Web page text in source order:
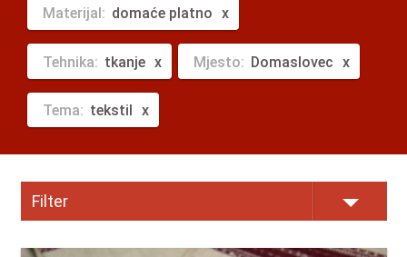
Materijal: domaće platno
Tehnika: tkanje Mjesto: Domaslovec
Tema: tekstil
Filter